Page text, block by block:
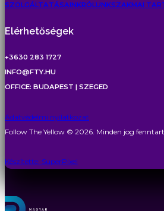
SZOLGÁLTATÁSAINKRÓLUNKSZAKMAI
Elérhetőségek
+3630 283 1727
INFO@FTY.HU
OFFICE: BUDAPEST | SZEGED
Adatvédelmi nyilatkozat
Follow The Yellow © 2026. Minden jog
Készítette: SuperPixel